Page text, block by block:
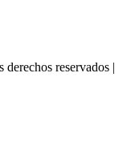
reservados |